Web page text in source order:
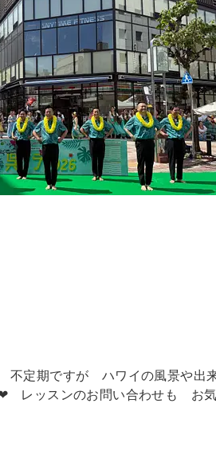
不定期ですが ハワイの風景や出
❤ レッスンのお問い合わせも お